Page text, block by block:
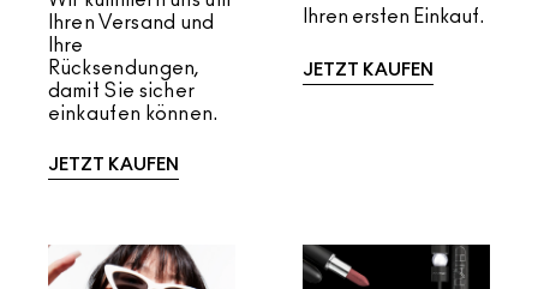
Ihren Versand und
Ihre
Rücksendungen,
damit Sie sicher
einkaufen können.
JETZT KAUFEN
Ihren ersten Einkauf.
JETZT KAUFEN